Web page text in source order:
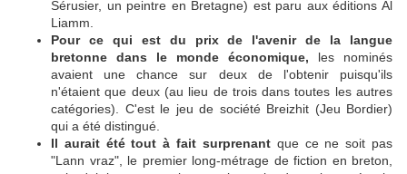
Sérusier, un peintre en Bretagne) est paru aux éditions Al
Liamm.
Pour ce qui est du prix de l'avenir de la langue
bretonne dans le monde économique, les nominés
avaient une chance sur deux de l'obtenir puisqu'ils
n'étaient que deux (au lieu de trois dans toutes les autres
catégories). C'est le jeu de société Breizhit (Jeu Bordier)
qui a été distingué.
Il aurait été tout à fait surprenantque ce ne soit pas
"Lann vraz", le premier long-métrage de fiction en breton,